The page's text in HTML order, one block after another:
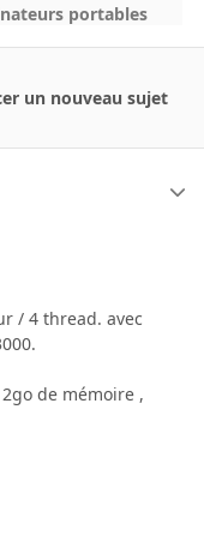
portables
un nouveau sujet
/ 4 thread. avec
2go de mémoire ,